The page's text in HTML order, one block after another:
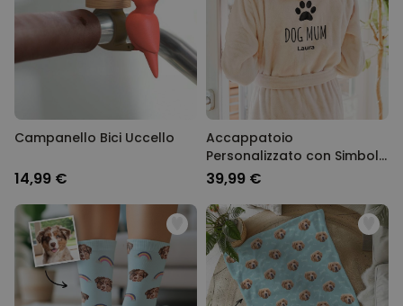
Campanello Bici Uccello
14,99 €
Accappatoio
Personalizzato con Simboli
e Nome
39,99 €